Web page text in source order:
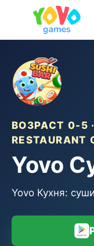
ВОЗРАСТ 0-5 ·
RESTAURANT
Yovo
Yovo Кухня: